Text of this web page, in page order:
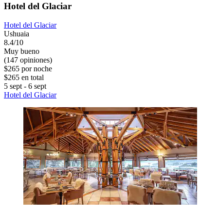
Hotel del Glaciar
Hotel del Glaciar
Ushuaia
8.4/10
Muy bueno
(147 opiniones)
$265 por noche
$265 en total
5 sept - 6 sept
Hotel del Glaciar